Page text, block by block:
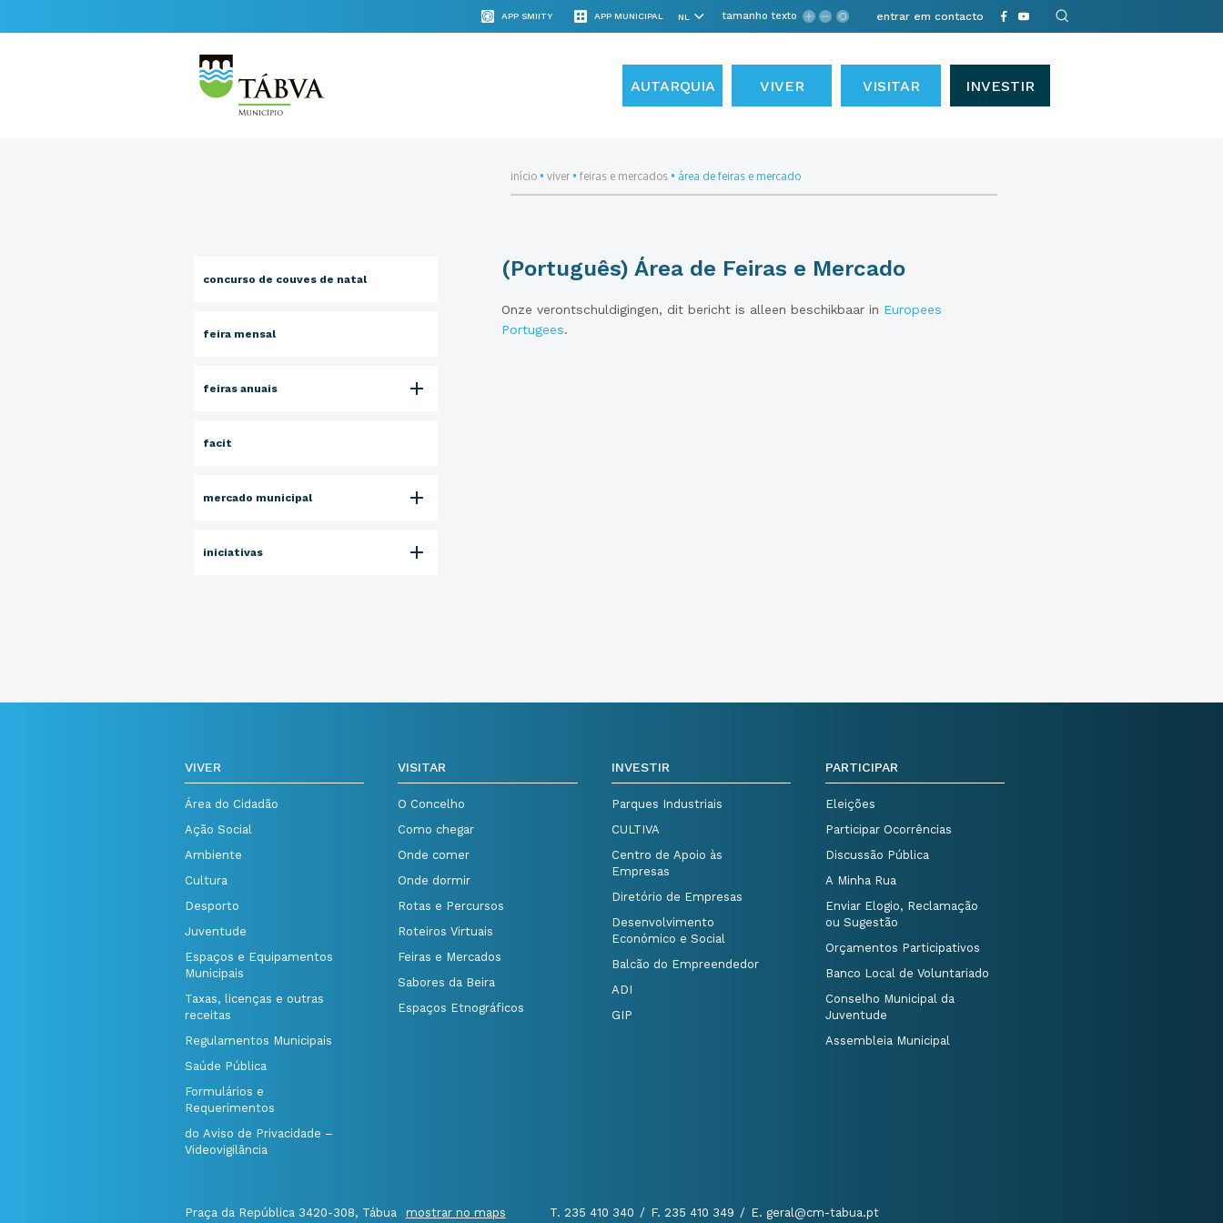
APP SMIITY APP MUNICIPAL tamanho texto entrar em contacto
AUTARQUIA VIVER VISITAR INVESTIR
concurso de couves de natal
feira mensal
feiras anuais
facit
mercado municipal
iniciativas
início•viver•feiras e mercados• área de feiras e mercado
(Português) Área de Feiras e Mercado
Onze verontschuldigingen, dit bericht is alleen beschikbaar in Europees
Portugees.
VIVER
Área do Cidadão
Ação Social
Ambiente
Cultura
Desporto
Juventude
Espaços e Equipamentos
Municipais
Taxas, licenças e outras
receitas
Regulamentos Municipais
Saúde Pública
Formulários e
Requerimentos
do Aviso de Privacidade –
Videovigilância
VISITAR
O Concelho
Como chegar
Onde comer
Onde dormir
Rotas e Percursos
Roteiros Virtuais
Feiras e Mercados
Sabores da Beira
Espaços Etnográficos
INVESTIR
Parques Industriais
CULTIVA
Centro de Apoio às
Empresas
Diretório de Empresas
Desenvolvimento
Económico e Social
Balcão do Empreendedor
ADI
GIP
PARTICIPAR
Eleições
Participar Ocorrências
Discussão Pública
A Minha Rua
Enviar Elogio, Reclamação
ou Sugestão
Orçamentos Participativos
Banco Local de Voluntariado
Conselho Municipal da
Juventude
Assembleia Municipal
Praça da República 3420-308, Tábua mostrar no maps T. 235 410 340 / F. 235 410 349 / E. geral@cm-tabua.pt